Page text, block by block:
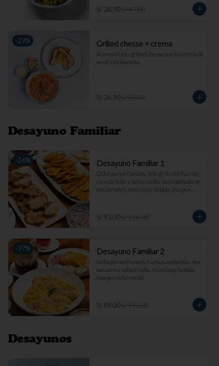
S/ 28.90S/ 47.00
-29% Grilled chesse + crema
Acompaña tu grilled chesse con tu crema de
verduras favorita.
S/ 26.90S/ 38.00
Desayuno Familiar
-26% Desayuno Familiar 1
Ocho panes francés, 500 gr de chicharrón,
camote frito y salsa criolla, acompañado de
dos tamales. no incluye bebida. imagen
S/ 93.00S/ 126.50
-37% Desayuno Familiar 2
Ocho panes francés, huevos a elección, dos
tamales y salsa criolla. no incluye bebida.
imagen referencial.
S/ 89.00S/ 141.20
Desayunos